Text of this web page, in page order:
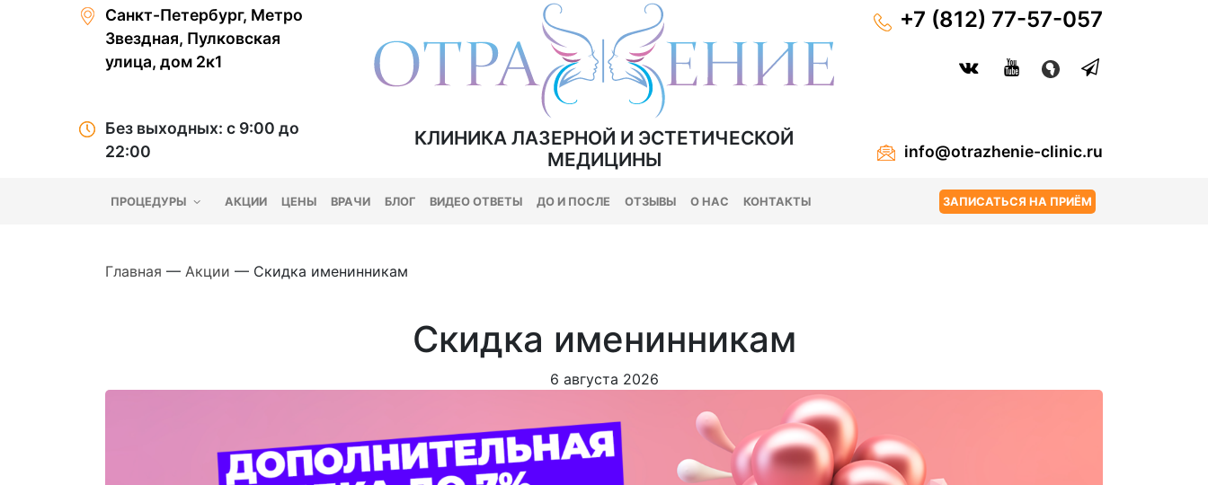
Санкт-Петербург, Метро
Звездная, Пулковская
улица, дом 2к1
Без выходных: с 9:00 до
22:00
КЛИНИКА ЛАЗЕРНОЙ И ЭСТЕТИЧЕСКОЙ
МЕДИЦИНЫ
+7 (812) 77-57-057
info@otrazhenie-clinic.ru
ПРОЦЕДУРЫ АКЦИИ ЦЕНЫ ВРАЧИ БЛОГ ВИДЕО ОТВЕТЫ ДО И ПОСЛЕ ОТЗЫВЫ О НАС КОНТАКТЫ ЗАПИСАТЬСЯ НА ПРИЁМ
Главная — Акции — Скидка именинникам
Скидка именинникам
6 августа 2026